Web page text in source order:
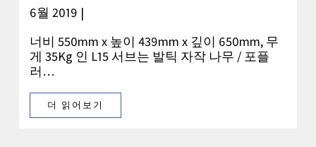
6월 2019 |
너비 550mm x 높이 439mm x 깊이 650mm, 무
게 35Kg 인 L15 서브는 발틱 자작 나무 / 포플
러…
더 읽어보기